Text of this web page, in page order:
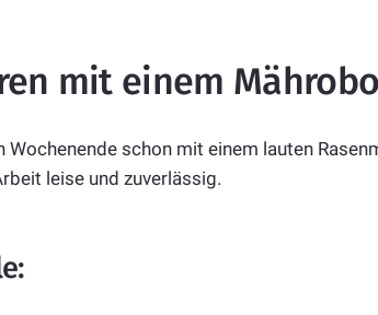
mit einem
Wochenende schon mit einem lauten
leise und zuverlässig.